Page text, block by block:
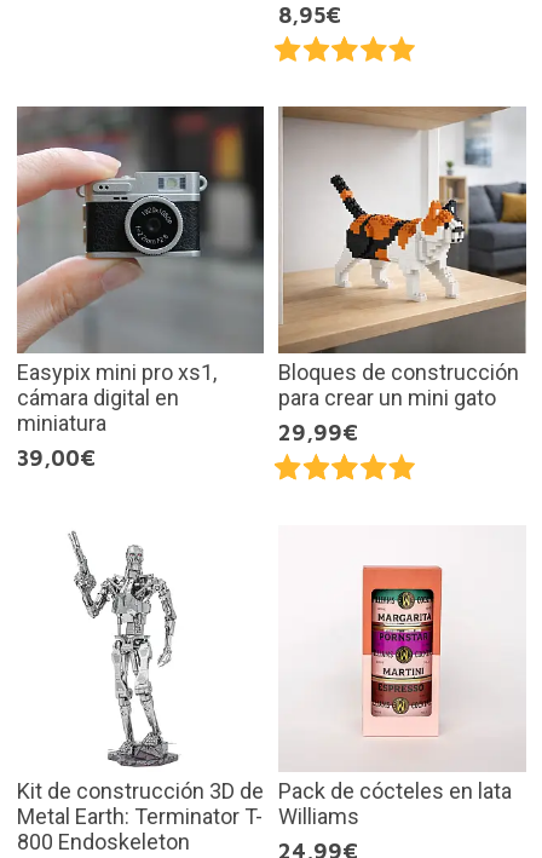
8,95€
Easypix mini pro xs1,
cámara digital en
miniatura
39,00€
Bloques de construcción
para crear un mini gato
29,99€
Kit de construcción 3D de
Metal Earth: Terminator T-
800 Endoskeleton
Pack de cócteles en lata
Williams
24,99€